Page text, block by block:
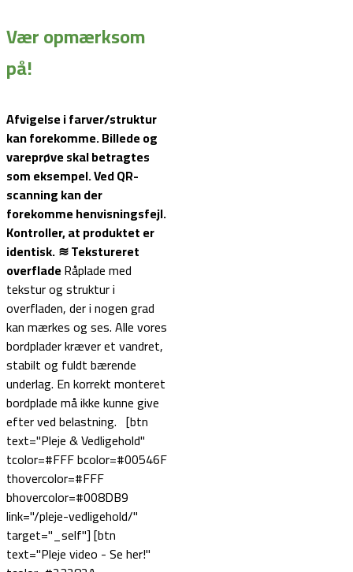
Vær opmærksom
på!
Afvigelse i farver/struktur
kan forekomme. Billede og
vareprøve skal betragtes
som eksempel.Ved QR-
scanning kan der
forekomme henvisningsfejl.
Kontroller, at produktet er
identisk.≋ Tekstureret
overfladeRåplade med
tekstur og struktur i
overfladen, der i nogen grad
kan mærkes og ses. Alle vores
bordplader kræver et vandret,
stabilt og fuldt bærende
underlag. En korrekt monteret
bordplade må ikke kunne give
efter ved belastning. [btn
text="Pleje & Vedligehold"
tcolor=#FFF bcolor=#00546F
thovercolor=#FFF
bhovercolor=#008DB9
link="/pleje-vedligehold/"
target="_self"] [btn
text="Pleje video - Se her!"